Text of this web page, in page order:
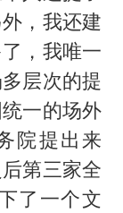
，我还建
，我唯一
层次的提
一的场外
院提出来
第三家全
了一个文